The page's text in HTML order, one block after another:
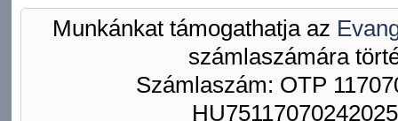
Munkánkat támogathatja az
számlaszámára
Számlaszám: OTP